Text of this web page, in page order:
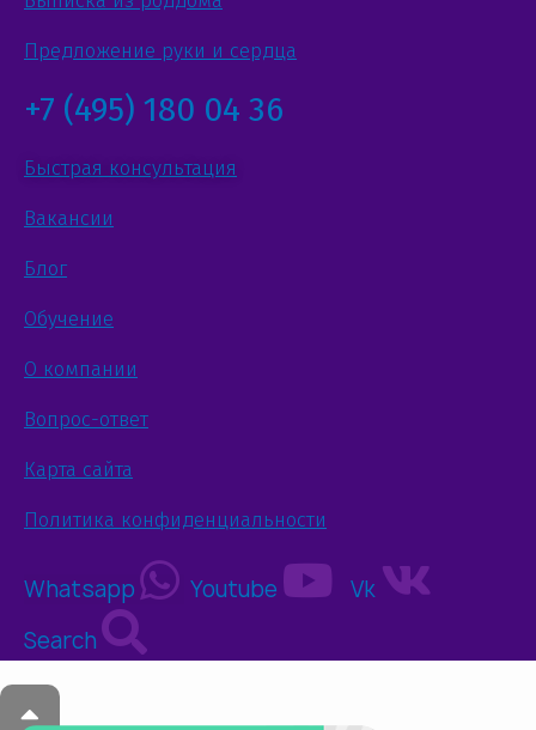
Предложение руки и сердца
+7 (495) 180 04 36
Быстрая консультация
Вакансии
Блог
Обучение
О компании
Вопрос-ответ
Карта сайта
Политика конфиденциальности
Whatsapp Youtube
Vk
Search